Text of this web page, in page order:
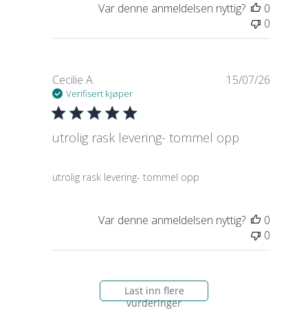
Var denne anmeldelsen nyttig?
0
0
Cecilie A.
Verifisert kjøper
utrolig rask levering- tommel opp
utrolig rask levering- tommel opp
read more about review content
15/07/26
Var denne anmeldelsen nyttig?
0
0
Last inn flere
vurderinger